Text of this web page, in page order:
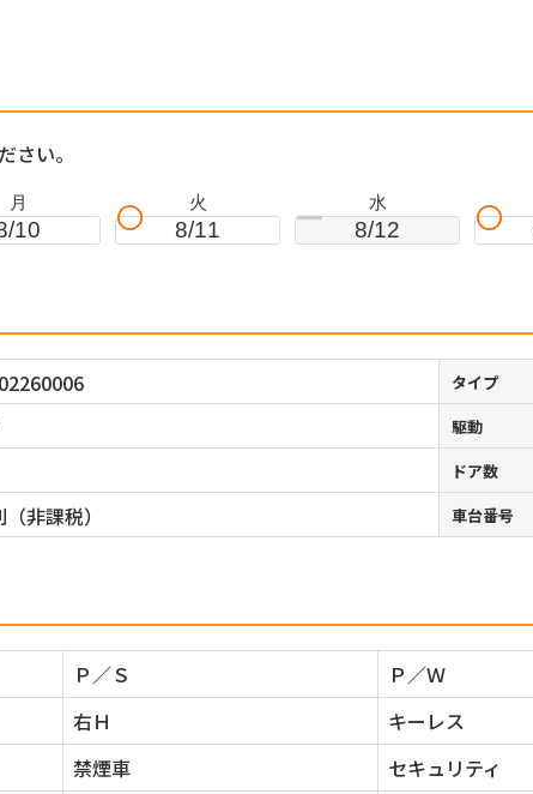
い。
月
10
火
8/11
水
8/12
タイプ
駆動
ドア数
非課税） 車台番号
Ｐ／Ｓ Ｐ／Ｗ
右Ｈ キーレス
禁煙車 セキュリティ